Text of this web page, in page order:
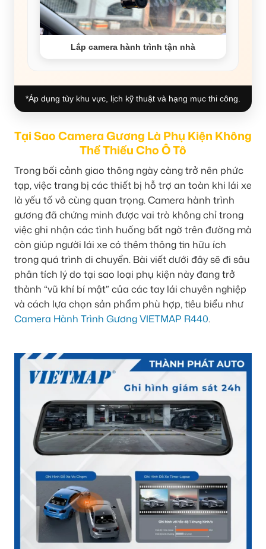
Lắp camera hành trình tận nhà
*Áp dụng tùy khu vực, lịch kỹ thuật và hạng mục thi công.
Tại Sao Camera Gương Là Phụ Kiện Không
Thể Thiếu Cho Ô Tô
Trong bối cảnh giao thông ngày càng trở nên phức
tạp, việc trang bị các thiết bị hỗ trợ an toàn khi lái xe
là yếu tố vô cùng quan trọng. Camera hành trình
gương đã chứng minh được vai trò không chỉ trong
việc ghi nhận các tình huống bất ngờ trên đường mà
còn giúp người lái xe có thêm thông tin hữu ích
trong quá trình di chuyển. Bài viết dưới đây sẽ đi sâu
phân tích lý do tại sao loại phụ kiện này đang trở
thành “vũ khí bí mật” của các tay lái chuyên nghiệp
và cách lựa chọn sản phẩm phù hợp, tiêu biểu như
Camera Hành Trình Gương VIETMAP R440.